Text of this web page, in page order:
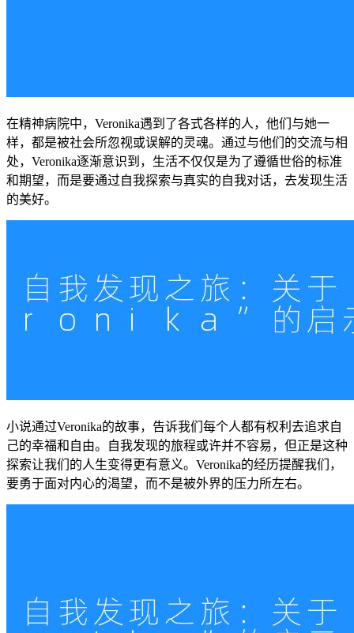
在精神病院中，Veronika遇到了各式各样的人，他们与她一
样，都是被社会所忽视或误解的灵魂。通过与他们的交流与相
处，Veronika逐渐意识到，生活不仅仅是为了遵循世俗的标准
和期望，而是要通过自我探索与真实的自我对话，去发现生活
的美好。
小说通过Veronika的故事，告诉我们每个人都有权利去追求自
己的幸福和自由。自我发现的旅程或许并不容易，但正是这种
探索让我们的人生变得更有意义。Veronika的经历提醒我们，
要勇于面对内心的渴望，而不是被外界的压力所左右。